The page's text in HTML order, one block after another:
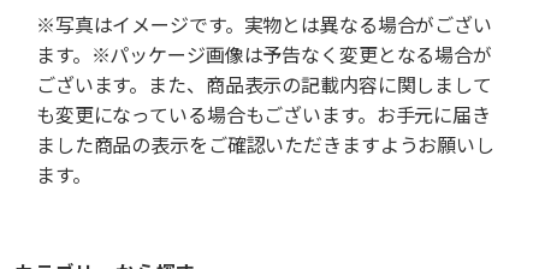
※写真はイメージです。実物とは異なる場合がござい
ます。※パッケージ画像は予告なく変更となる場合が
ございます。また、商品表示の記載内容に関しまして
も変更になっている場合もございます。お手元に届き
ました商品の表示をご確認いただきますようお願いし
ます。